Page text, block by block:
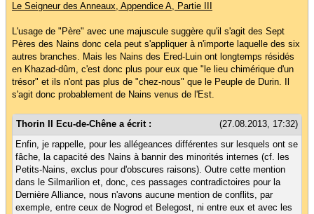
Le Seigneur des Anneaux, Appendice A, Partie III
L'usage de "Père" avec une majuscule suggère qu'il s'agit des Sept
Pères des Nains donc cela peut s'appliquer à n'importe laquelle des six
autres branches. Mais les Nains des Ered-Luin ont longtemps résidés
en Khazad-dûm, c'est donc plus pour eux que "le lieu chimérique d'un
trésor" et ils n'ont pas plus de "chez-nous" que le Peuple de Durin. Il
s'agit donc probablement de Nains venus de l'Est.
(27.08.2013, 17:32)
Thorin II Ecu-de-Chêne a écrit :
Enfin, je rappelle, pour les allégeances différentes sur lesquels ont se
fâche, la capacité des Nains à bannir des minorités internes (cf. les
Petits-Nains, exclus pour d'obscures raisons). Outre cette mention
dans le Silmarilion et, donc, ces passages contradictoires pour la
Dernière Alliance, nous n'avons aucune mention de conflits, par
exemple, entre ceux de Nogrod et Belegost, ni entre eux et avec les